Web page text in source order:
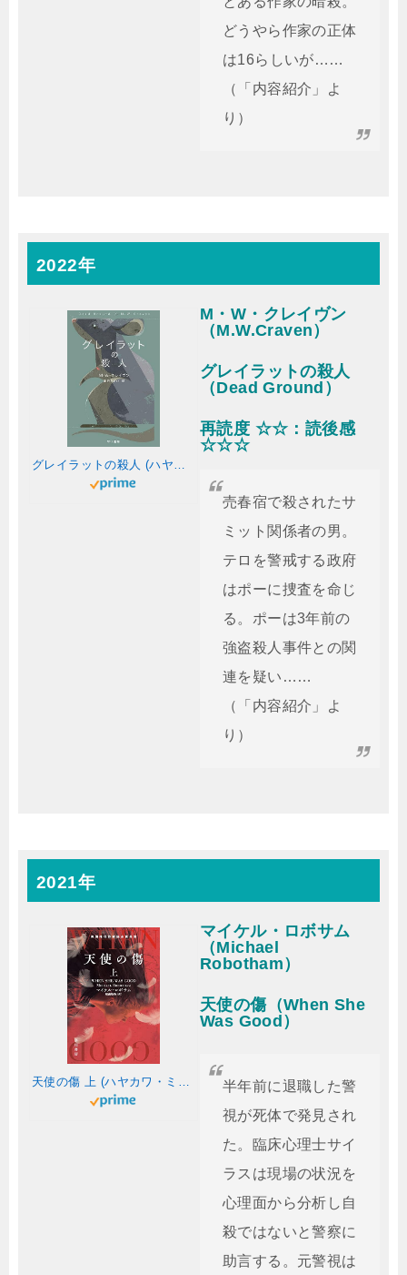
どうやら作家の正体
は16らしいが……
（「内容紹介」よ
り）
2022年
グレイラットの殺人 (ハヤカワ・ミステリ文庫 HMク 23-4)
M・W・クレイヴン
（M.W.Craven）
グレイラットの殺人
（Dead Ground）
再読度 ☆☆：読後感
☆☆☆
売春宿で殺されたサ
ミット関係者の男。
テロを警戒する政府
はポーに捜査を命じ
る。ポーは3年前の
強盗殺人事件との関
連を疑い……
（「内容紹介」よ
り）
2021年
天使の傷 上 (ハヤカワ・ミステリ文庫)
マイケル・ロボサム
（Michael
Robotham）
天使の傷（When She
Was Good）
半年前に退職した警
視が死体で発見され
た。臨床心理士サイ
ラスは現場の状況を
心理面から分析し自
殺ではないと警察に
助言する。元警視は